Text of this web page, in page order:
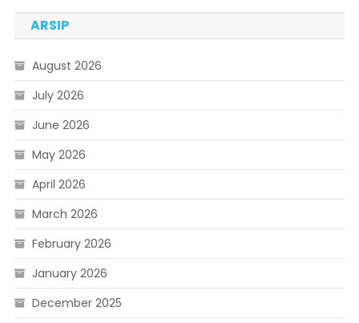
ARSIP
August 2026
July 2026
June 2026
May 2026
April 2026
March 2026
February 2026
January 2026
December 2025